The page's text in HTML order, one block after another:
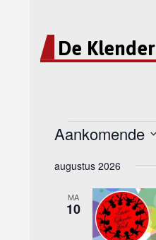
De Klender